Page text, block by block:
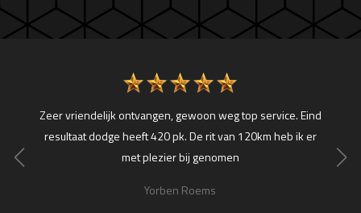
Zeer vriendelijk ontvangen, gewoon weg top service. Eind
resultaat dodge heeft 420 pk. De rit van 120km heb ik er
met plezier bij genomen
Yorben Roems